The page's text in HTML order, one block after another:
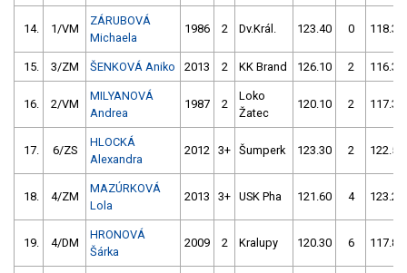
14. 1/VM
ZÁRUBOVÁ
Michaela
1986 2 Dv.Král. 123.40 0 118.30
15. 3/ZM ŠENKOVÁ Aniko 2013 2 KK Brand 126.10 2 116.30
16. 2/VM
MILYANOVÁ
Andrea
1987 2
Loko
Žatec
120.10 2 117.30
17. 6/ZS
HLOCKÁ
Alexandra
2012 3+ Šumperk 123.30 2 122.50
18. 4/ZM
MAZÚRKOVÁ
Lola
2013 3+ USK Pha 121.60 4 123.20
19. 4/DM
HRONOVÁ
Šárka
2009 2 Kralupy 120.30 6 117.80